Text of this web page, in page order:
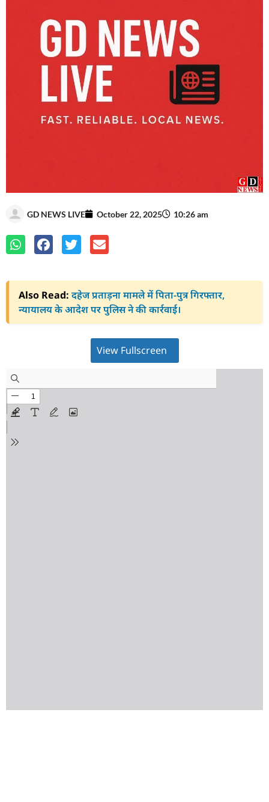
GD NEWS LIVE October 22, 2025 10:26 am
Also Read: दहेज प्रताड़ना मामले में पिता-पुत्र गिरफ्तार,
न्यायालय के आदेश पर पुलिस ने की कार्रवाई।
View Fullscreen